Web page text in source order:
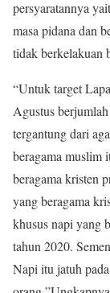
persyaratannya
masa pidana dan
tidak berkelakuan
“Untuk target
Agustus
tergantung dari
beragama muslim
beragama kristen
yang beragama
khusus napi yang
tahun 2020.
Napi itu jatuh